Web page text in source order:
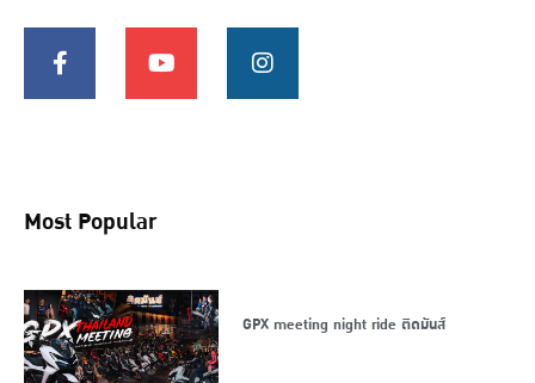
Most Popular
GPX meeting night ride ติดมันส์